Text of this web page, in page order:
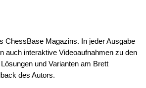
ChessBase Magazins. In jeder Ausgabe
auch interaktive Videoaufnahmen zu den
und Varianten am Brett
des Autors.